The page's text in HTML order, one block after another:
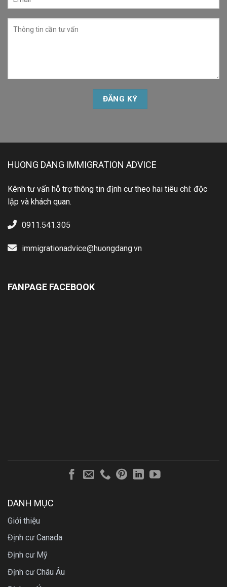
HUONG DANG IMMIGRATION ADVICE
Kênh tư vấn hỗ trợ thông tin định cư theo hai tiêu chí: độc
lập và khách quan.
0911.541.305
immigrationadvice@huongdang.vn
FANPAGE FACEBOOK
DANH MỤC
Giới thiệu
Định cư Canada
Định cư Mỹ
Định cư Châu Âu